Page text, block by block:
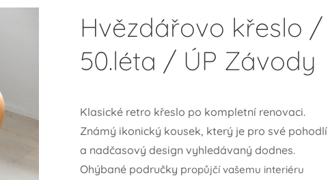
Hvězdářovo křeslo /
50.léta / ÚP Závody
Klasické retro křeslo po kompletní renovaci.
Známý ikonický kousek, který je pro své pohodlí
a nadčasový design vyhledávaný dodnes.
Ohýbané područky propůjčí vašemu interiéru